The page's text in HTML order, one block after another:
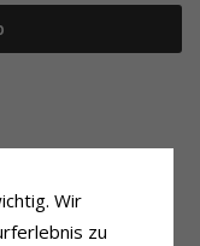
mm
Wir
zu